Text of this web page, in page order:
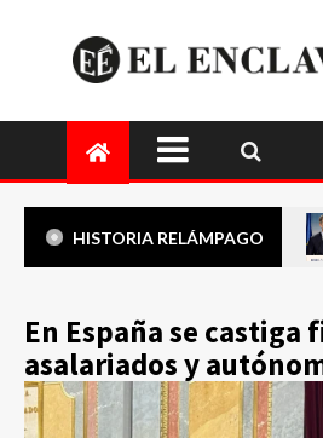
HISTORIA RELÁMPAGO
En España se castiga
asalariados y